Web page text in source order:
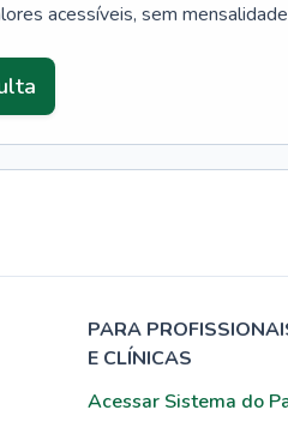
acessíveis, sem
PARA
E CLÍNICAS
Acessar Sistema do